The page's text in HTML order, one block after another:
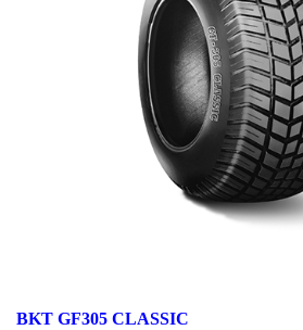
BKT GF305 CLASSIC